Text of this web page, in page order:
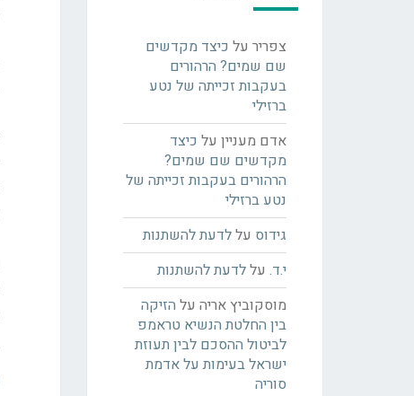
צפריר על כיצד מקדשים
שם שמים? הרהורים
בעקבות זכייתה של נטע
ברזילי
אדם מעניין על כיצד
מקדשים שם שמים?
הרהורים בעקבות זכייתה של
נטע ברזילי
גידוס עללדעת להשתנות
י.ד. עללדעת להשתנות
מוסקוביץ אריה על הזיקה
בין החלטת הנשיא טראמפ
לביטול ההסכם לבין תעוזת
ישראל בעימות על אדמת
סוריה